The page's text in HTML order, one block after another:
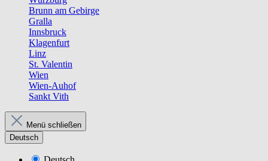
Brunn am Gebirge
Gralla
Innsbruck
Klagenfurt
Linz
St. Valentin
Wien
Wien-Auhof
Sankt Vith
Menü schließen
Deutsch